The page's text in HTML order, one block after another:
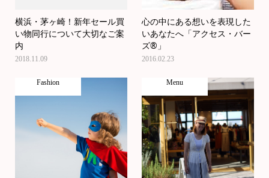
横浜・茅ヶ崎！新年セール買
い物同行について大切なご案
内
2018.11.09
心の中にある想いを表現した
いあなたへ「アクセス・バー
ズ®」
2016.02.23
Fashion Menu